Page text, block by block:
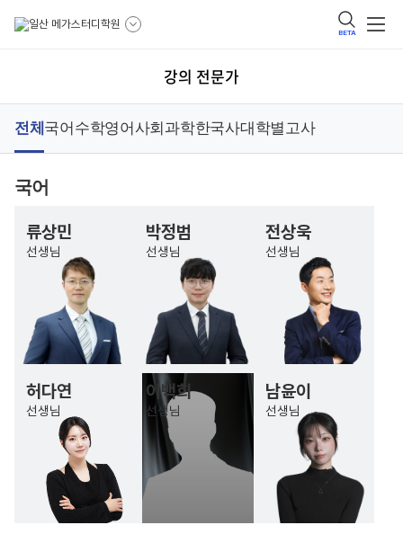
BETA
강의 전문가
전체 국어 수학영어사회 과학한국사대학별고사
국어
류상민
선생님
박정범
선생님
전상욱
선생님
허다연
선생님
이백희
선생님
남윤이
선생님